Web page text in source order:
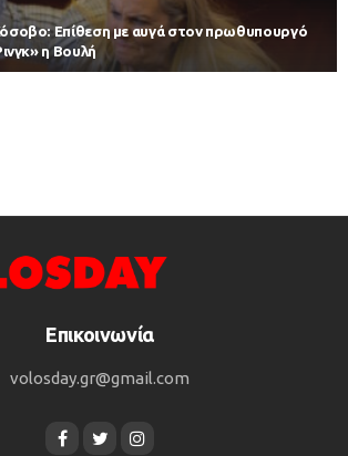
Επίθεση με αυγά στον πρωθυπουργό
η Βουλή
Επικοινωνία
volosday.gr@gmail.com